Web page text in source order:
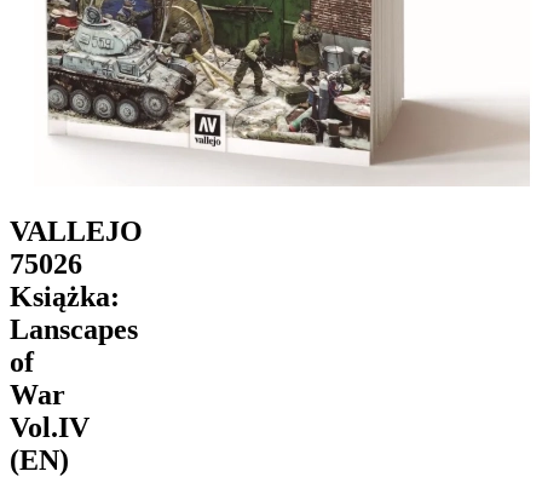
VALLEJO
75026
Książka:
Lanscapes
of
War
Vol.IV
(EN)